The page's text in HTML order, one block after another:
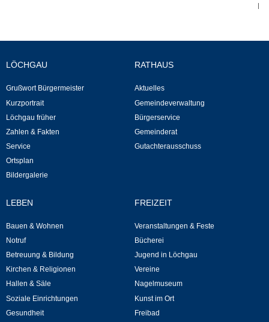
Fortschreibung Flächennutzungsplan
Förderprogramm Balkonkraftwerk
Kommunale Wärmeplanung
Notruf
Schulen
Kindergärten
Musikschule
LÖCHGAU
Grußwort Bürgermeister
Kurzportrait
Löchgau früher
Zahlen & Fakten
Service
Ortsplan
Bildergalerie
RATHAUS
Aktuelles
Gemeindeverwaltung
Bürgerservice
Gemeinderat
Gutachterausschuss
LEBEN
Bauen & Wohnen
Notruf
Betreuung & Bildung
Kirchen & Religionen
Hallen & Säle
Soziale Einrichtungen
Gesundheit
FREIZEIT
Veranstaltungen & Feste
Bücherei
Jugend in Löchgau
Vereine
Nagelmuseum
Kunst im Ort
Freibad